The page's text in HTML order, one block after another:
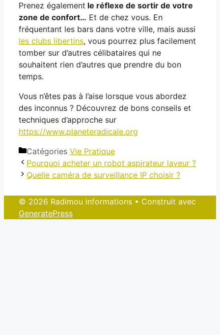
Prenez également le réflexe de sortir de votre
zone de confort… Et de chez vous. En
fréquentant les bars dans votre ville, mais aussi
les clubs libertins, vous pourrez plus facilement
tomber sur d’autres célibataires qui ne
souhaitent rien d’autres que prendre du bon
temps.
Vous n’êtes pas à l’aise lorsque vous abordez
des inconnus ? Découvrez de bons conseils et
techniques d’approche sur
https://www.planeteradicale.org
Catégories Vie Pratique
Pourquoi acheter un robot aspirateur laveur ?
Quelle caméra de surveillance IP choisir ?
© 2026 Radimou informations • Construit avec
GeneratePress